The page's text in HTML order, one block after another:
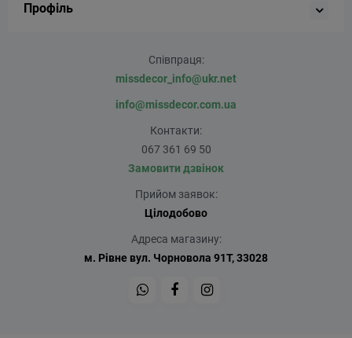
Профіль
Співпраця:
missdecor_info@ukr.net
info@missdecor.com.ua
Контакти:
067 361 69 50
Замовити дзвінок
Прийом заявок:
Цілодобово
Адреса магазину:
м. Рівне вул. Чорновола 91Т, 33028